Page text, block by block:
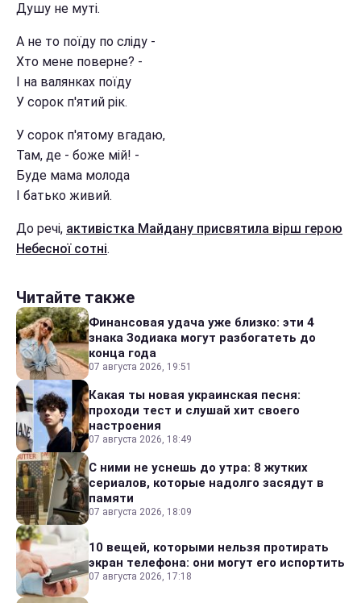
Душу не муті.
А не то поїду по сліду -
Хто мене поверне? -
І на валянках поїду
У сорок п'ятий рік.
У сорок п'ятому вгадаю,
Там, де - боже мій! -
Буде мама молода
І батько живий.
До речі, активістка Майдану присвятила вірш герою
Небесної сотні.
Читайте также
Финансовая удача уже близко: эти 4
знака Зодиака могут разбогатеть до
конца года
07 августа 2026, 19:51
Какая ты новая украинская песня:
проходи тест и слушай хит своего
настроения
07 августа 2026, 18:49
С ними не уснешь до утра: 8 жутких
сериалов, которые надолго засядут в
памяти
07 августа 2026, 18:09
10 вещей, которыми нельзя протирать
экран телефона: они могут его испортить
07 августа 2026, 17:18